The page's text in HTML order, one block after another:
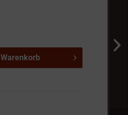
Warenkorb